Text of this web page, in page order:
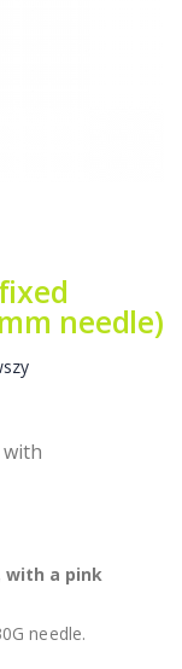
needle)
with a pink
needle.